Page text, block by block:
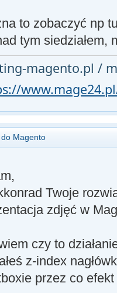
to zobaczyć np
tym
magento.pl /
Magento
Twoje
zdjęć w
czy to
z-index
przez co